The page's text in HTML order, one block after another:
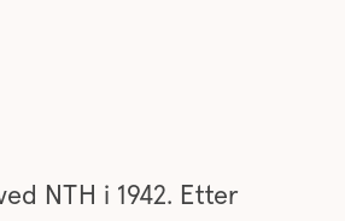
NTH i 1942. Etter